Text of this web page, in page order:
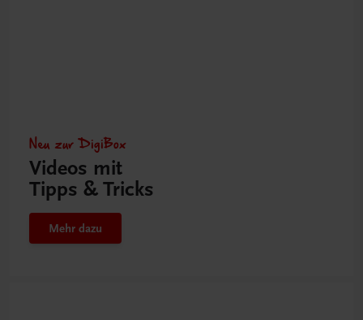
Neu zur DigiBox
Videos mit
Tipps & Tricks
Mehr dazu